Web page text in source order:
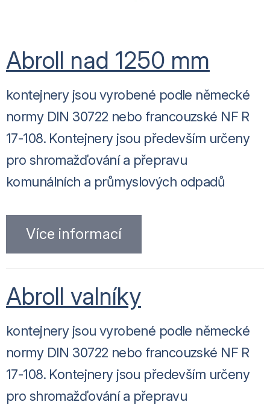
Abroll nad 1250 mm
kontejnery jsou vyrobené podle německé
normy DIN 30722 nebo francouzské NF R
17-108. Kontejnery jsou především určeny
pro shromažďování a přepravu
komunálních a průmyslových odpadů
Více informací
Abroll valníky
kontejnery jsou vyrobené podle německé
normy DIN 30722 nebo francouzské NF R
17-108. Kontejnery jsou především určeny
pro shromažďování a přepravu